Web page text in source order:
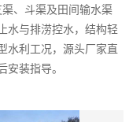
、斗渠及田间输水渠
水与排涝控水，结构轻
水利工况，源头厂家直
安装指导。